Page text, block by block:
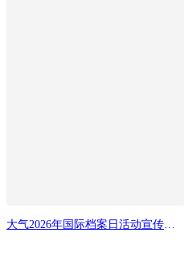
大气2026年国际档案日活动宣传栏展板